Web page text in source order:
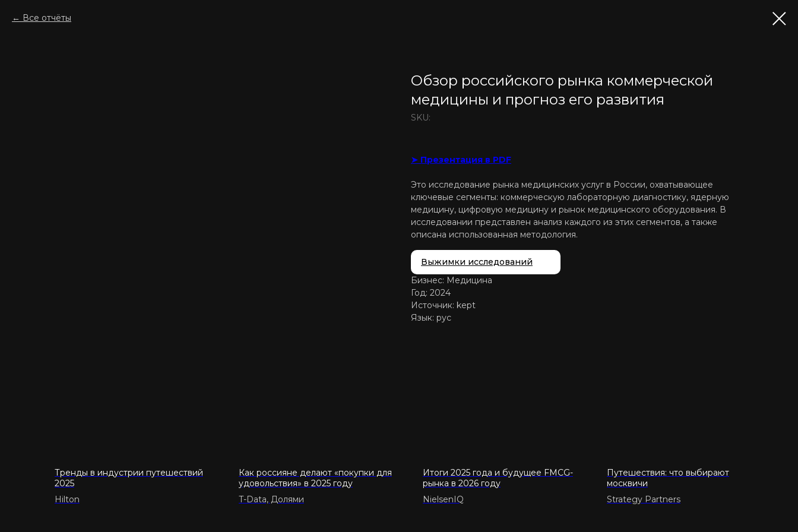
Все отчёты
Обзор российского рынка коммерческой
медицины и прогноз его развития
SKU:
➤ Презентация в PDF
Это исследование рынка медицинских услуг в России, охватывающее
ключевые сегменты: коммерческую лабораторную диагностику, ядерную
медицину, цифровую медицину и рынок медицинского оборудования. В
исследовании представлен анализ каждого из этих сегментов, а также
описана использованная методология.
Выжимки исследований
Бизнес: Медицина
Год: 2024
Источник: kept
Язык: рус
Тренды в индустрии путешествий
2025
Hilton
Как россияне делают «покупки для
удовольствия» в 2025 году
T-Data, Долями
Итоги 2025 года и будущее FMCG-
рынка в 2026 году
NielsenIQ
Путешествия: что выбирают
москвичи
Strategy Partners